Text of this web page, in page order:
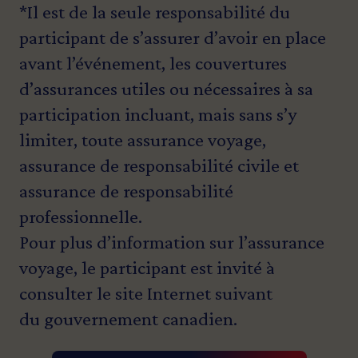
*Il est de la seule responsabilité du
participant de s’assurer d’avoir en place
avant l’événement, les couvertures
d’assurances utiles ou nécessaires à sa
participation incluant, mais sans s’y
limiter, toute assurance voyage,
assurance de responsabilité civile et
assurance de responsabilité
professionnelle.
Pour plus d’information sur l’assurance
voyage, le participant est invité à
consulter le site Internet suivant
du gouvernement canadien.